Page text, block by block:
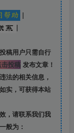
|
|
稿用户只需自行
投稿发布文章！
法的相关信息，
实，可获得本站
，请联系我们我
般为：